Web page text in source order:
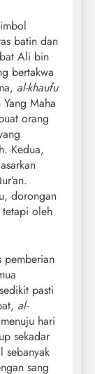
batin dan
Ali bin
bertakwa
al-khaufu
Maha
orang
Kedua,
dorongan
oleh
pasti
al-
hari
sekadar
sebanyak
sang